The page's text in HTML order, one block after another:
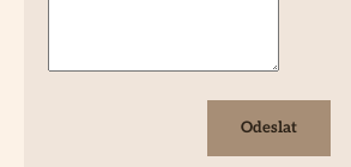
Odeslat